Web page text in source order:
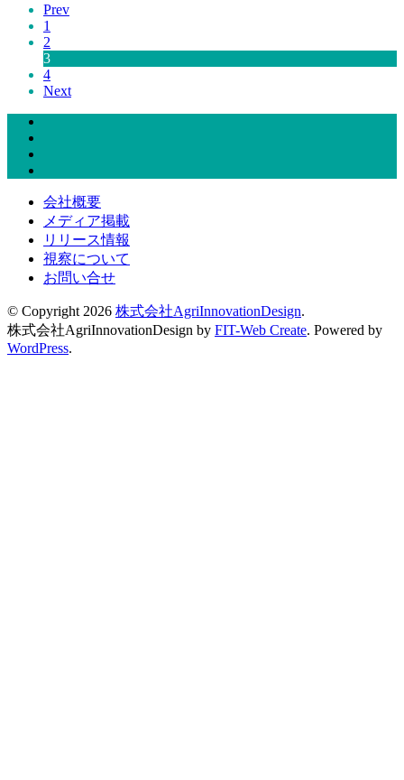
Prev
1
2
3
4
Next
会社概要
メディア掲載
リリース情報
視察について
お問い合せ
© Copyright 2026 株式会社AgriInnovationDesign.
株式会社AgriInnovationDesign by FIT-Web Create. Powered by
WordPress.